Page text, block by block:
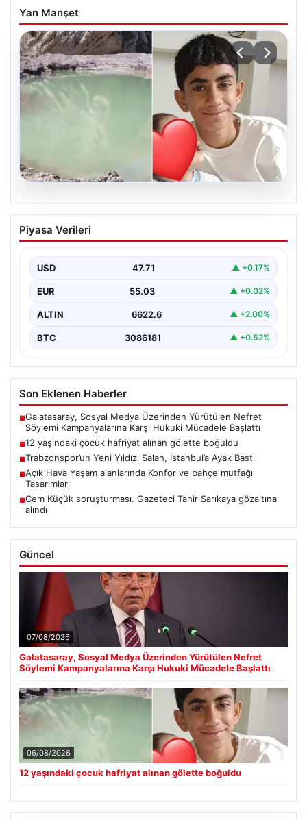
Yan Manşet
12 yaşındaki çocuk hafriyat alınan
gölette boğuldu
Boğuldu”, “content”: “ Erzurum’un Oltu ilçesinde
gerçekleşen…
Piyasa Verileri
USD 47.71 ▲ +0.17%
EUR 55.03 ▲ +0.02%
ALTIN 6622.6 ▲ +2.00%
BTC 3086181 ▲ +0.52%
Son Eklenen Haberler
■Galatasaray, Sosyal Medya Üzerinden Yürütülen Nefret
Söylemi Kampanyalarına Karşı Hukuki Mücadele Başlattı
■12 yaşındaki çocuk hafriyat alınan gölette boğuldu
■Trabzonspor’un Yeni Yıldızı Salah, İstanbul’a Ayak Bastı
■Açık Hava Yaşam alanlarında Konfor ve bahçe mutfağı
Tasarımları
■Cem Küçük soruşturması. Gazeteci Tahir Sarıkaya gözaltına
alındı
Güncel
07/08/2026
Galatasaray, Sosyal Medya Üzerinden Yürütülen Nefret
Söylemi Kampanyalarına Karşı Hukuki Mücadele Başlattı
06/08/2026
12 yaşındaki çocuk hafriyat alınan gölette boğuldu